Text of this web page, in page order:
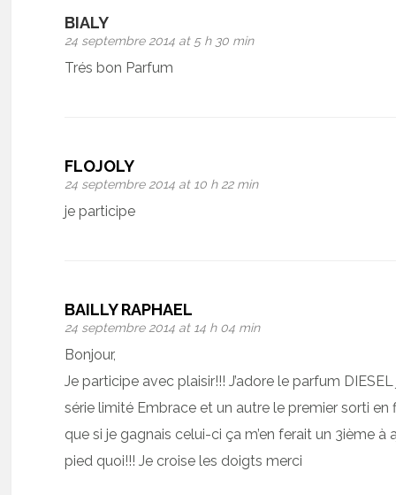
BIALY
24 septembre 2014 at 5 h 30 min
Trés bon Parfum
FLOJOLY
24 septembre 2014 at 10 h 22 min
je participe
BAILLY RAPHAEL
24 septembre 2014 at 14 h 04 min
Bonjour,
Je participe avec plaisir!!! J’adore le parfum
série limité Embrace et un autre le premier sorti en
que si je gagnais celui-ci ça m’en ferait un 3ième
pied quoi!!! Je croise les doigts merci